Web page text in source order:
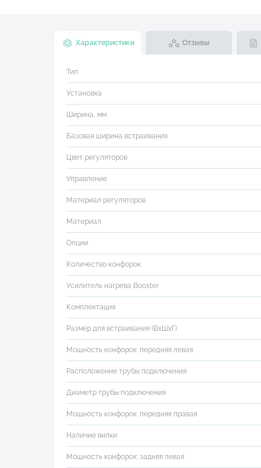
Характеристики Отзывы
Тип
Установка
Ширина, мм
Базовая ширина встраивания
Цвет регуляторов
Управление
Материал регуляторов
Материал
Опции
Количество конфорок
Усилитель нагрева Booster
Комплектация
Размер для встраивания (ВхШхГ)
Мощность конфорок: передняя левая
Расположение трубы подключения
Диаметр трубы подключения
Мощность конфорок: передняя правая
Наличие вилки
Мощность конфорок: задняя левая